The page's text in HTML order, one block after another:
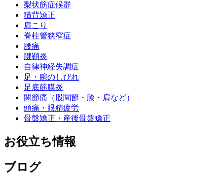
梨状筋症候群
猫背矯正
肩こり
脊柱管狭窄症
腰痛
腱鞘炎
自律神経失調症
足・腕のしびれ
足底筋膜炎
関節痛（股関節・膝・肩など）
頭痛・眼精疲労
骨盤矯正・産後骨盤矯正
お役立ち情報
ブログ